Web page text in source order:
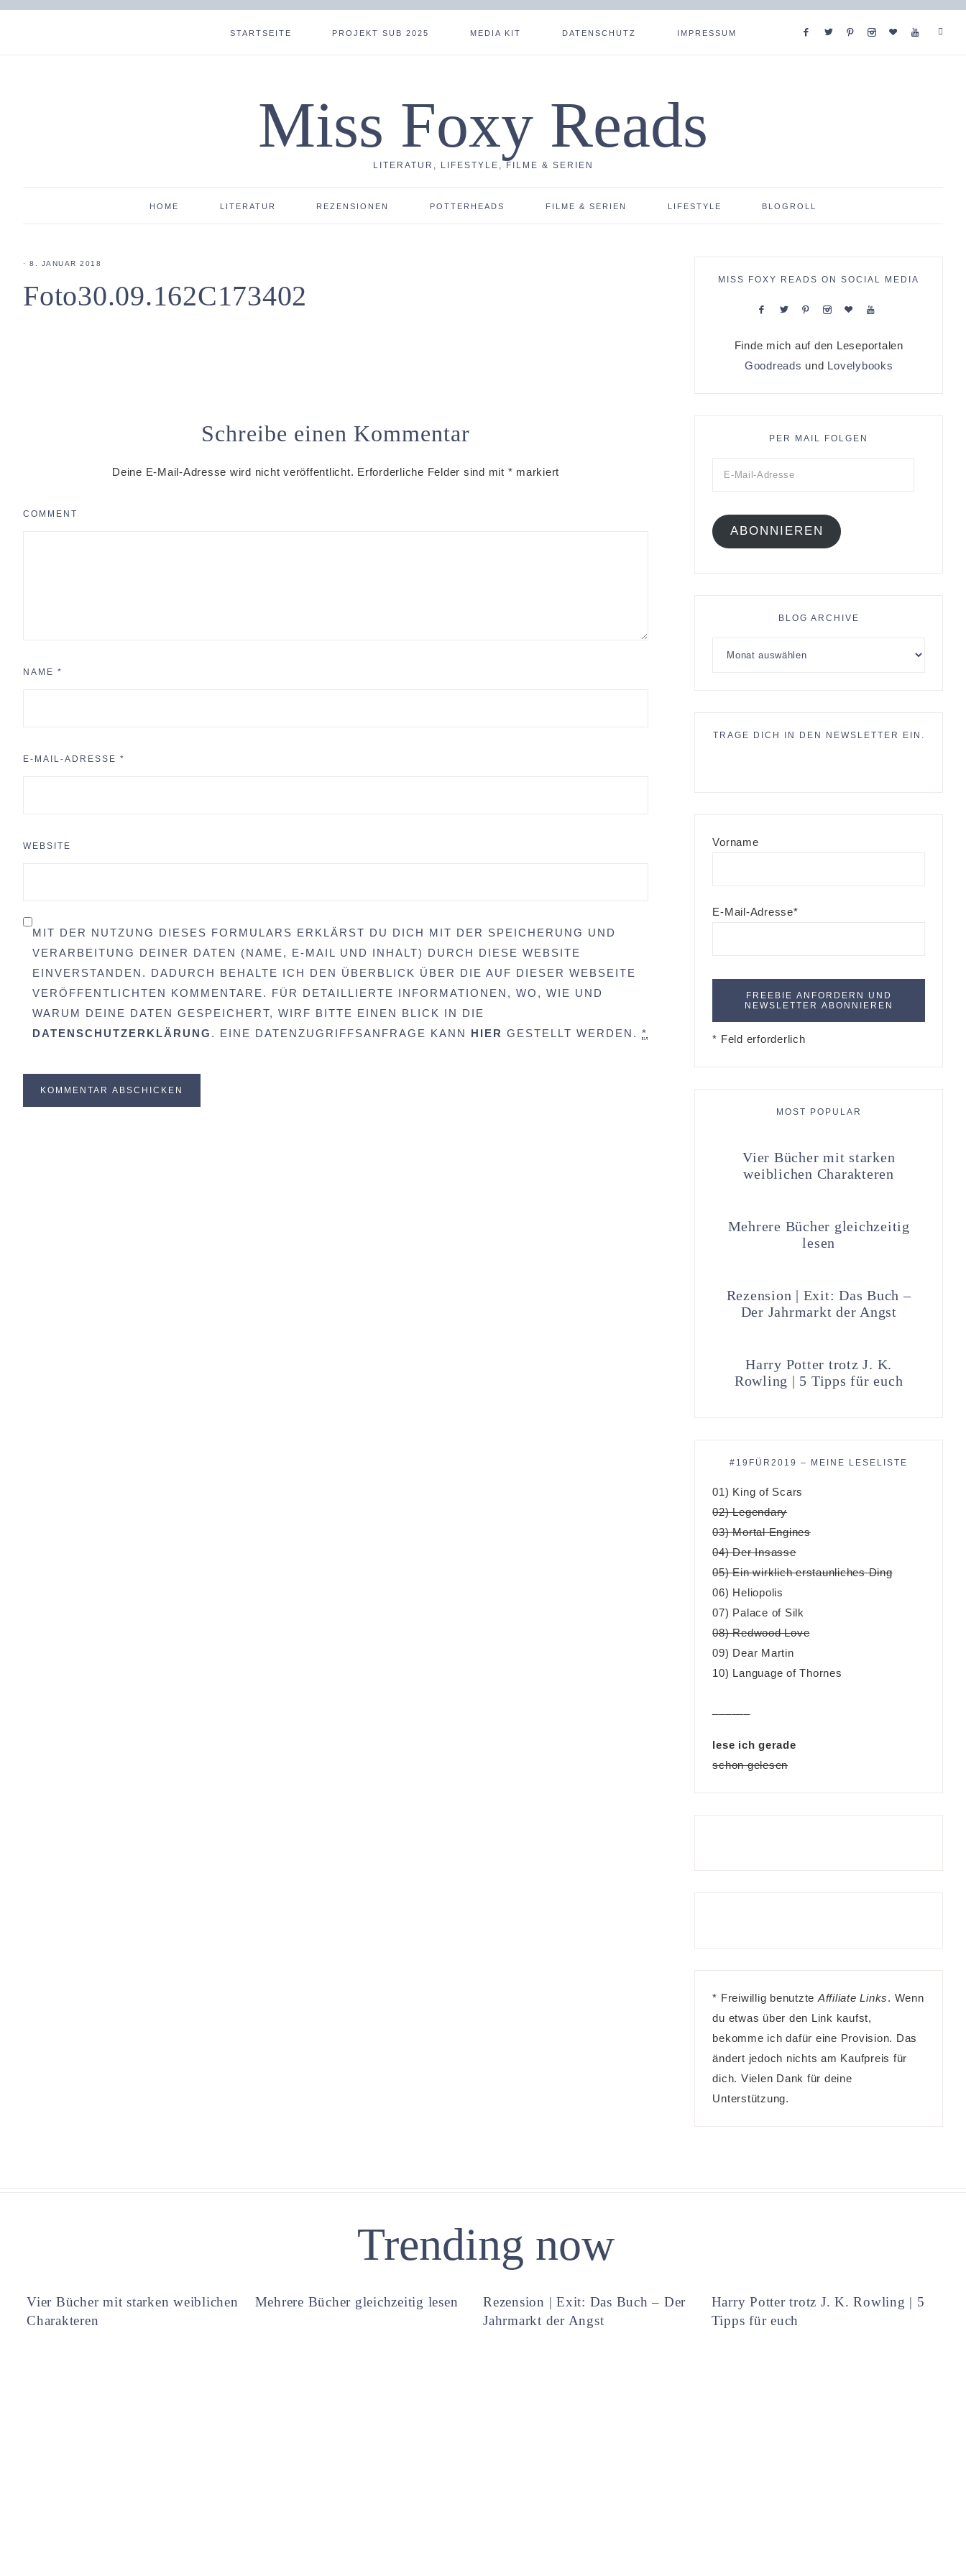
STARTSEITE PROJEKT SUB 2025 MEDIA KIT DATENSCHUTZ IMPRESSUM
Miss Foxy Reads
LITERATUR, LIFESTYLE, FILME & SERIEN
HOME LITERATUR REZENSIONEN POTTERHEADS FILME & SERIEN LIFESTYLE BLOGROLL
· 8. JANUAR 2018
Foto30.09.162C173402
Schreibe einen Kommentar
Deine E-Mail-Adresse wird nicht veröffentlicht. Erforderliche Felder sind mit * markiert
COMMENT
NAME *
E-MAIL-ADRESSE *
WEBSITE
MIT DER NUTZUNG DIESES FORMULARS ERKLÄRST DU DICH MIT DER SPEICHERUNG UND
VERARBEITUNG DEINER DATEN (NAME, E-MAIL UND INHALT) DURCH DIESE WEBSITE
EINVERSTANDEN. DADURCH BEHALTE ICH DEN ÜBERBLICK ÜBER DIE AUF DIESER WEBSEITE
VERÖFFENTLICHTEN KOMMENTARE. FÜR DETAILLIERTE INFORMATIONEN, WO, WIE UND
WARUM DEINE DATEN GESPEICHERT, WIRF BITTE EINEN BLICK IN DIE
DATENSCHUTZERKLÄRUNG . EINE DATENZUGRIFFSANFRAGE KANN HIER GESTELLT WERDEN. *
MISS FOXY READS ON SOCIAL MEDIA
Finde mich auf den Leseportalen
Goodreads und Lovelybooks
PER MAIL FOLGEN
ABONNIEREN
BLOG ARCHIVE
TRAGE DICH IN DEN NEWSLETTER EIN.
Vorname
E-Mail-Adresse*
* Feld erforderlich
MOST POPULAR
Vier Bücher mit starken
weiblichen Charakteren
Mehrere Bücher gleichzeitig
lesen
Rezension | Exit: Das Buch –
Der Jahrmarkt der Angst
Harry Potter trotz J. K.
Rowling | 5 Tipps für euch
#19FÜR2019 – MEINE LESELISTE
01) King of Scars
02) Legendary
03) Mortal Engines
04) Der Insasse
05) Ein wirklich erstaunliches Ding
06) Heliopolis
07) Palace of Silk
08) Redwood Love
09) Dear Martin
10) Language of Thornes
lese ich gerade
schon gelesen
* Freiwillig benutzte Affiliate Links. Wenn
du etwas über den Link kaufst,
bekomme ich dafür eine Provision. Das
ändert jedoch nichts am Kaufpreis für
dich. Vielen Dank für deine
Unterstützung.
Trending now
Vier Bücher mit starken weiblichen
Charakteren
Mehrere Bücher gleichzeitig lesen
Rezension | Exit: Das Buch – Der
Jahrmarkt der Angst
Harry Potter trotz J. K. Rowling | 5
Tipps für euch